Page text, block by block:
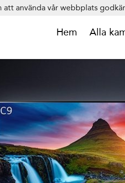
Hem Alla
använda vår webbplats